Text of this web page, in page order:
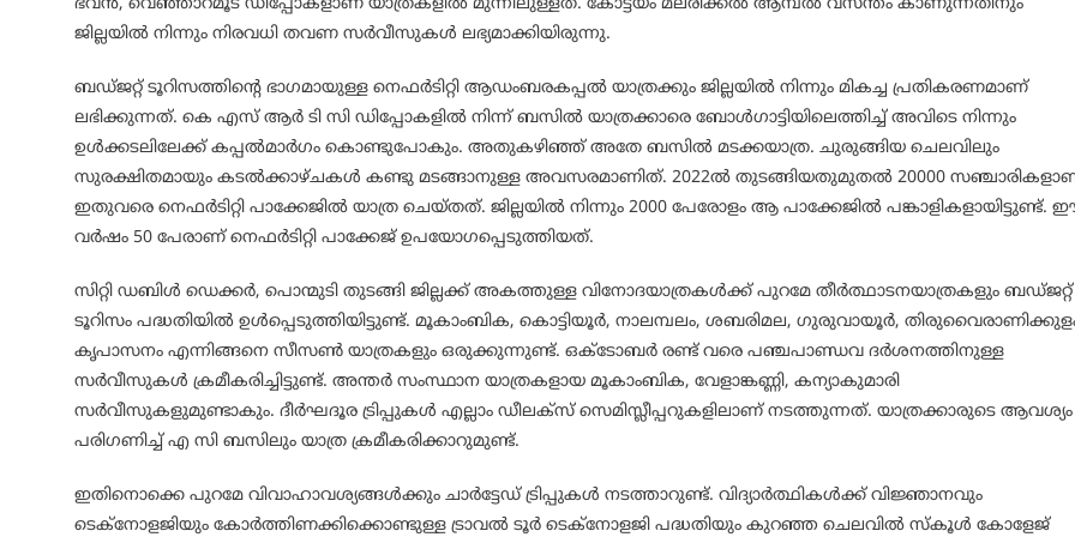
ഭവൻ, വെഞ്ഞാറമൂട് ഡിപ്പോകളാണ് യാത്രകളിൽ മുന്നിലുള്ളത്. കോട്ടയം മലരിക്കൽ ആമ്പൽ വസന്തം കാണുന്നതിനും
ജില്ലയിൽ നിന്നും നിരവധി തവണ സർവീസുകൾ ലഭ്യമാക്കിയിരുന്നു.
ബഡ്ജറ്റ് ടൂറിസത്തിന്റെ ഭാഗമായുള്ള നെഫർടിറ്റി ആഡംബരകപ്പൽ യാത്രക്കും ജില്ലയിൽ നിന്നും മികച്ച പ്രതികരണമാണ്
ലഭിക്കുന്നത്. കെ എസ് ആർ ടി സി ഡിപ്പോകളിൽ നിന്ന് ബസിൽ യാത്രക്കാരെ ബോൾഗാട്ടിയിലെത്തിച്ച് അവിടെ നിന്നും
ഉൾക്കടലിലേക്ക് കപ്പൽമാർഗം കൊണ്ടുപോകും. അതുകഴിഞ്ഞ് അതേ ബസിൽ മടക്കയാത്ര. ചുരുങ്ങിയ ചെലവിലും
സുരക്ഷിതമായും കടൽക്കാഴ്ചകൾ കണ്ടു മടങ്ങാനുള്ള അവസരമാണിത്. 2022ൽ തുടങ്ങിയതുമുതൽ 20000
ഇതുവരെ നെഫർടിറ്റി പാക്കേജിൽ യാത്ര ചെയ്തത്. ജില്ലയിൽ നിന്നും 2000 പേരോളം ആ പാക്കേജിൽ പങ്കാളികളായിട്ടുണ്ട്.
വർഷം 50 പേരാണ് നെഫർടിറ്റി പാക്കേജ് ഉപയോഗപ്പെടുത്തിയത്.
സിറ്റി ഡബിൾ ഡെക്കർ, പൊന്മുടി തുടങ്ങി ജില്ലക്ക് അകത്തുള്ള വിനോദയാത്രകൾക്ക് പുറമേ തീർത്ഥാടനയാത്രകളും ബഡ്ജറ്റ്
ടൂറിസം പദ്ധതിയിൽ ഉൾപ്പെടുത്തിയിട്ടുണ്ട്. മൂകാംബിക, കൊട്ടിയൂർ, നാലമ്പലം, ശബരിമല, ഗുരുവായൂർ,
കൃപാസനം എന്നിങ്ങനെ സീസൺ യാത്രകളും ഒരുക്കുന്നുണ്ട്. ഒക്ടോബർ രണ്ട് വരെ പഞ്ചപാണ്ഡവ ദർശനത്തിനുള്ള
സർവീസുകൾ ക്രമീകരിച്ചിട്ടുണ്ട്. അന്തർ സംസ്ഥാന യാത്രകളായ മൂകാംബിക, വേളാങ്കണ്ണി, കന്യാകുമാരി
സർവീസുകളുമുണ്ടാകും. ദീർഘദൂര ട്രിപ്പുകൾ എല്ലാം ഡീലക്സ് സെമിസ്ലീപ്പറുകളിലാണ് നടത്തുന്നത്. യാത്രക്കാരുടെ ആവശ്യം
പരിഗണിച്ച് എ സി ബസിലും യാത്ര ക്രമീകരിക്കാറുമുണ്ട്.
ഇതിനൊക്കെ പുറമേ വിവാഹാവശ്യങ്ങൾക്കും ചാർട്ടേഡ് ട്രിപ്പുകൾ നടത്താറുണ്ട്. വിദ്യാർത്ഥികൾക്ക് വിജ്ഞാനവും
ടെക്‌നോളജിയും കോർത്തിണക്കിക്കൊണ്ടുള്ള ട്രാവൽ ടൂർ ടെക്‌നോളജി പദ്ധതിയും കുറഞ്ഞ ചെലവിൽ സ്‌കൂൾ കോളേജ്